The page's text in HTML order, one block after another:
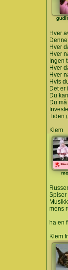
Hver
Hver
Hver
Ingen
Hver
Hver
Hvis
Det er
Du
Du
Tiden
Klem
Spiser
mens
ha en
Klem